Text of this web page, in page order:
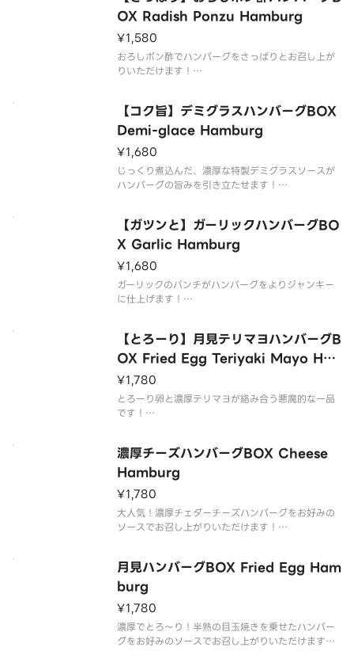
ライスは大盛無料でご用意しております。
【商品内容】
粗挽きハンバーグ
添え野菜
OX Radish Ponzu Hamburg
¥1,580
おろしポン酢でハンバーグをさっぱりとお召し上が
りいただけます！
ライスは大盛無料でご用意しております。
【商品内容】
粗挽きハンバーグ
添え野菜
【コク旨】デミグラスハンバーグBOX
Demi-glace Hamburg
¥1,680
じっくり煮込んだ、濃厚な特製デミグラスソースが
ハンバーグの旨みを引き立たせます！
ライスは大盛無料でご用意しております。
【商品内容】
粗挽きハンバーグ
添え野
【ガツンと】ガーリックハンバーグBO
X Garlic Hamburg
¥1,680
ガーリックのパンチがハンバーグをよりジャンキー
に仕上げます！
ライスは大盛無料でご用意しております。
【商品内容】
粗挽きハンバーグ
添え野菜
【とろーり】月見テリマヨハンバーグB
OX Fried Egg Teriyaki Mayo Ha
mburg
¥1,780
とろーり卵と濃厚テリマヨが絡み合う悪魔的な一品
です！
ライスは大盛無料でご用意しております。
【商品内容】
粗挽きハンバーグ
添え野菜
テリヤ
濃厚チーズハンバーグBOX Cheese
Hamburg
¥1,780
大人気！濃厚チェダーチーズハンバーグをお好みの
ソースでお召し上がりいただけます！
ライスは大盛無料でご用意しております。
【商品内容】
月見ハンバーグBOX Fried Egg Ham
burg
¥1,780
濃厚でとろ〜り！半熟の目玉焼きを乗せたハンバー
グをお好みのソースでお召し上がりいただけます！